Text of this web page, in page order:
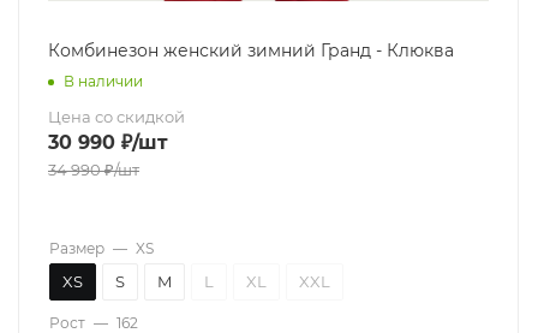
Комбинезон женский зимний Гранд - Клюква
В наличии
Цена со скидкой
30 990 ₽/шт
34 990₽/шт
Размер — XS
XS S M L XL XXL
Рост — 162